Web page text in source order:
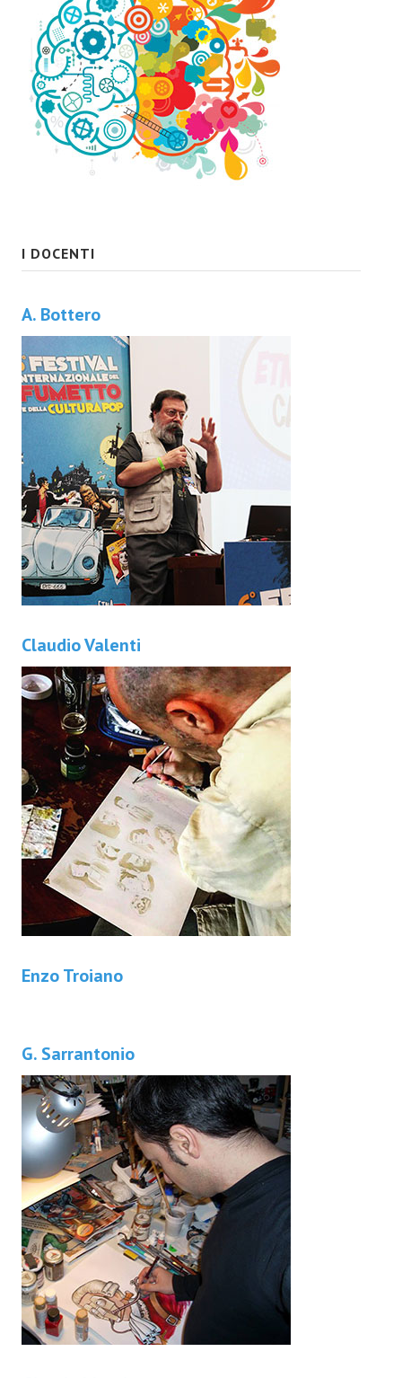
I DOCENTI
A. Bottero
Claudio Valenti
Enzo Troiano
G. Sarrantonio